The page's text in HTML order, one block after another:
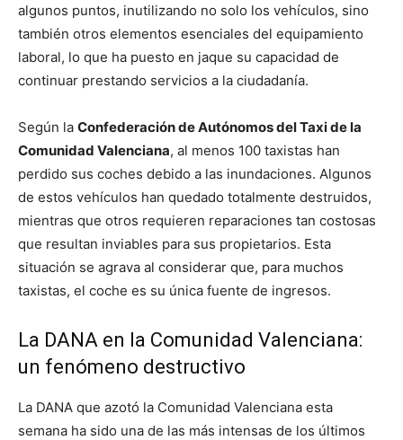
algunos puntos, inutilizando no solo los vehículos, sino
también otros elementos esenciales del equipamiento
laboral, lo que ha puesto en jaque su capacidad de
continuar prestando servicios a la ciudadanía.
Según la Confederación de Autónomos del Taxi de la
Comunidad Valenciana, al menos 100 taxistas han
perdido sus coches debido a las inundaciones. Algunos
de estos vehículos han quedado totalmente destruidos,
mientras que otros requieren reparaciones tan costosas
que resultan inviables para sus propietarios. Esta
situación se agrava al considerar que, para muchos
taxistas, el coche es su única fuente de ingresos.
La DANA en la Comunidad Valenciana:
un fenómeno destructivo
La DANA que azotó la Comunidad Valenciana esta
semana ha sido una de las más intensas de los últimos